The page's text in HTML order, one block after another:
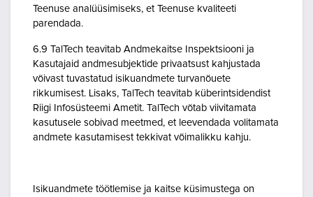
Teenuse analüüsimiseks, et Teenuse kvaliteeti
parendada.
6.9 TalTech teavitab Andmekaitse Inspektsiooni ja
Kasutajaid andmesubjektide privaatsust kahjustada
võivast tuvastatud isikuandmete turvanõuete
rikkumisest. Lisaks, TalTech teavitab küberintsidendist
Riigi Infosüsteemi Ametit. TalTech võtab viivitamata
kasutusele sobivad meetmed, et leevendada volitamata
andmete kasutamisest tekkivat võimalikku kahju.
Isikuandmete töötlemise ja kaitse küsimustega on